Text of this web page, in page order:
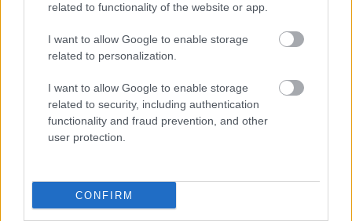
related to functionality of the website or app.
I want to allow Google to enable storage
related to personalization.
I want to allow Google to enable storage
related to security, including authentication
functionality and fraud prevention, and other
user protection.
CONFIRM
ondják, hogy bármekkora súlyt is cipeljen valaki, ha megszólal benne egy
dallam, ami továbbviszi, akkor könnyebbnek érzi a terhet. Nekem úgy tűnt,
hogy még Sziveri János cseppet sem könnyű történetét is fel lehet oldani a zene
erejével....
Bábelt végigolvasom, akkor elnyerem a feloldozást,
és megtapasztalom a legteljesebb katarzis-élményt,